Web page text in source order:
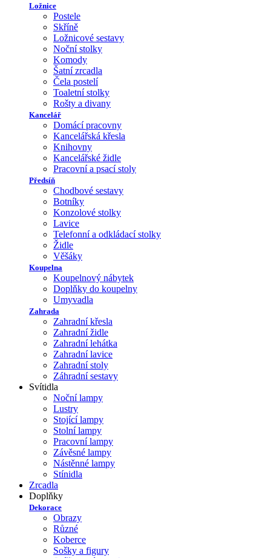
Ložnice
Postele
Skříně
Ložnicové sestavy
Noční stolky
Komody
Šatní zrcadla
Čela postelí
Toaletní stolky
Rošty a divany
Kancelář
Domácí pracovny
Kancelářská křesla
Knihovny
Kancelářské židle
Pracovní a psací stoly
Předsíň
Chodbové sestavy
Botníky
Konzolové stolky
Lavice
Telefonní a odkládací stolky
Židle
Věšáky
Koupelna
Koupelnový nábytek
Doplňky do koupelny
Umyvadla
Zahrada
Zahradní křesla
Zahradní židle
Zahradní lehátka
Zahradní lavice
Zahradní stoly
Záhradní sestavy
Svítidla
Noční lampy
Lustry
Stojící lampy
Stolní lampy
Pracovní lampy
Závěsné lampy
Nástěnné lampy
Stínidla
Zrcadla
Doplňky
Dekorace
Obrazy
Různé
Koberce
Sošky a figury